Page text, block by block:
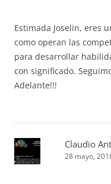
Estimada Joselin, eres
como operan las
para desarrollar
con significado.
Adelante!!!
Claudio
28 mayo,